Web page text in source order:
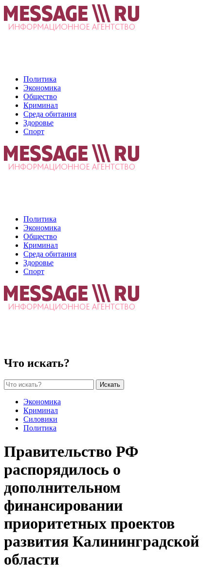
Политика
Экономика
Общество
Криминал
Среда обитания
Здоровье
Спорт
Политика
Экономика
Общество
Криминал
Среда обитания
Здоровье
Спорт
Что искать?
Искать
Экономика
Криминал
Силовики
Политика
Правительство РФ
распорядилось о
дополнительном
финансировании
приоритетных проектов
развития Калининградской
области